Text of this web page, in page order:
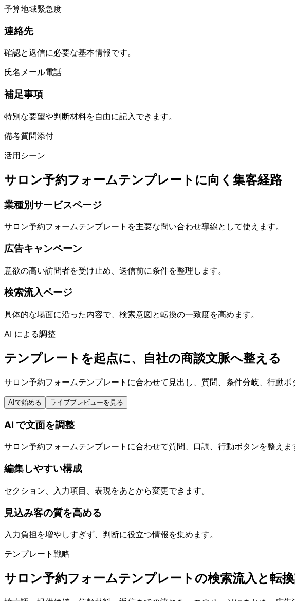
予算地域緊急度
連絡先
確認と返信に必要な基本情報です。
氏名 メール電話
補足事項
特別な要望や判断材料を自由に記入できます。
備考質問添付
活用シーン
サロン予約フォームテンプレートに向く集客経路
業種別サービスページ
サロン予約フォームテンプレートを主要な問い合わせ導線として使えます。
広告キャンペーン
意欲の高い訪問者を受け止め、送信前に条件を整理します。
検索流入ページ
具体的な場面に沿った内容で、検索意図と転換の一致度を高めます。
AI による調整
テンプレートを起点に、自社の商談文脈へ整える
サロン予約フォームテンプレートに合わせて見出し、質問、条件分岐、行動ボ
AIで始める ライブプレビューを見る
AI で文面を調整
サロン予約フォームテンプレートに合わせて質問、口調、行動ボタンを整えま
編集しやすい構成
セクション、入力項目、表現をあとから変更できます。
見込み客の質を高める
入力負担を増やしすぎず、判断に役立つ情報を集めます。
テンプレート戦略
サロン予約フォームテンプレートの検索流入と転